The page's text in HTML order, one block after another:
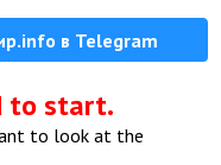
в Telegram
to start.
to look at the